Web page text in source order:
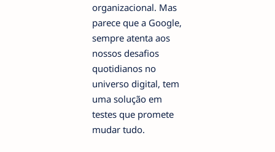
organizacional. Mas
parece que a Google,
sempre atenta aos
nossos desafios
quotidianos no
universo digital, tem
uma solução em
testes que promete
mudar tudo.